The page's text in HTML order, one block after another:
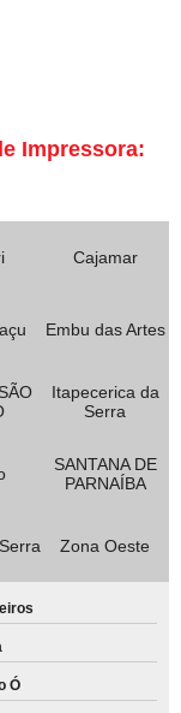
Impressora:
Cajamar
Embu das Artes
Itapecerica da
Serra
SANTANA DE
PARNAÍBA
Zona Oeste
Ó